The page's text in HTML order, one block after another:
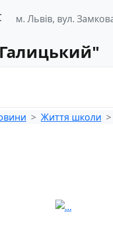
м. Львів, вул.
Життя школи